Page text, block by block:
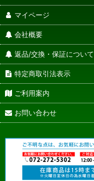
マイページ
会社概要
返品/交換・保証について
特定商取引法表示
ご利用案内
お問い合わせ